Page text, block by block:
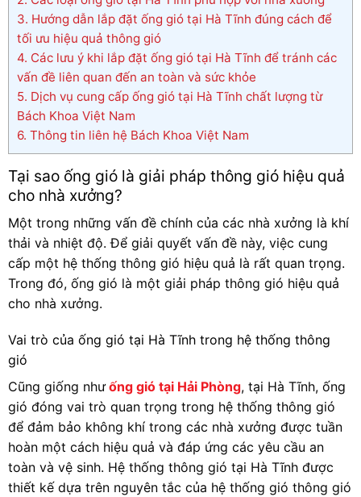
3. Hướng dẫn lắp đặt ống gió tại Hà Tĩnh đúng cách để
tối ưu hiệu quả thông gió
4. Các lưu ý khi lắp đặt ống gió tại Hà Tĩnh để tránh các
vấn đề liên quan đến an toàn và sức khỏe
5. Dịch vụ cung cấp ống gió tại Hà Tĩnh chất lượng từ
Bách Khoa Việt Nam
6. Thông tin liên hệ Bách Khoa Việt Nam
Tại sao ống gió là giải pháp thông gió hiệu quả
cho nhà xưởng?
Một trong những vấn đề chính của các nhà xưởng là khí
thải và nhiệt độ. Để giải quyết vấn đề này, việc cung
cấp một hệ thống thông gió hiệu quả là rất quan trọng.
Trong đó, ống gió là một giải pháp thông gió hiệu quả
cho nhà xưởng.
Vai trò của ống gió tại Hà Tĩnh trong hệ thống thông
gió
Cũng giống nhưống gió tại Hải Phòng, tại Hà Tĩnh, ống
gió đóng vai trò quan trọng trong hệ thống thông gió
để đảm bảo không khí trong các nhà xưởng được tuần
hoàn một cách hiệu quả và đáp ứng các yêu cầu an
toàn và vệ sinh. Hệ thống thông gió tại Hà Tĩnh được
thiết kế dựa trên nguyên tắc của hệ thống gió thông gió